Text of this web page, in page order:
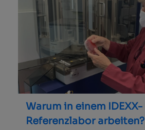
Warum in einem IDEXX-
Referenzlabor arbeiten?